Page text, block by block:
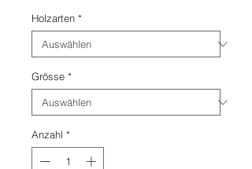
Holzarten *
Grösse *
Anzahl *